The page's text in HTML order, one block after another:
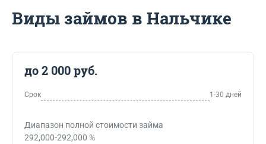
Виды займов в Нальчике
до 2 000 руб.
Срок 1-30 дней
Диапазон полной стоимости займа
292,000-292,000 %